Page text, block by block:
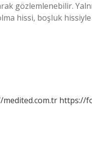
gözlemlenebilir.
hissi, boşluk hissiyle
https://